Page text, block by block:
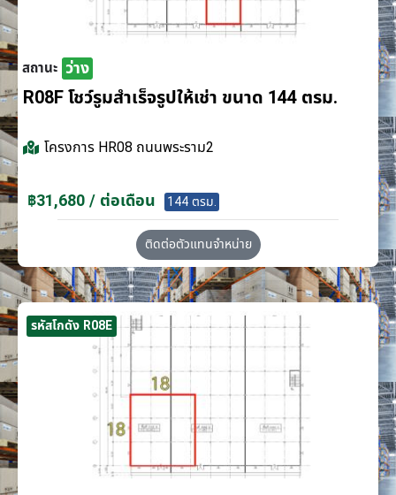
สถานะ ว่าง
R08F โชว์รูมสำเร็จรูปให้เช่า ขนาด 144 ตรม.
โครงการ HR08 ถนนพระราม2
฿31,680 / ต่อเดือน 144 ตรม.
ติดต่อตัวแทนจำหน่าย
รหัสโกดัง R08E